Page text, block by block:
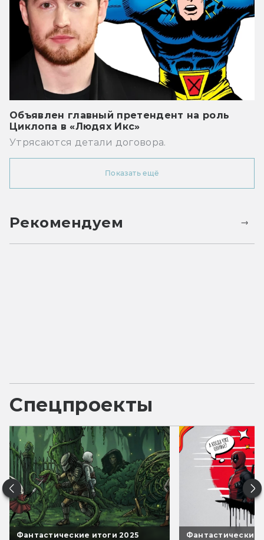
Объявлен главный претендент на роль
Циклопа в «Людях Икс»
Утрясаются детали договора.
Показать ещё
Рекомендуем
Спецпроекты
Фантастические итоги 2025 Фантастические